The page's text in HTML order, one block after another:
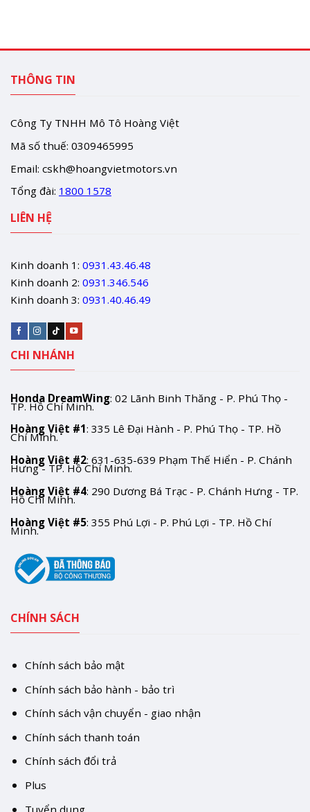
THÔNG TIN
Công Ty TNHH Mô Tô Hoàng Việt
Mã số thuế: 0309465995
Email: cskh@hoangvietmotors.vn
Tổng đài: 1800 1578
LIÊN HỆ
Kinh doanh 1: 0931.43.46.48
Kinh doanh 2: 0931.346.546
Kinh doanh 3: 0931.40.46.49
CHI NHÁNH
Honda DreamWing: 02 Lãnh Binh Thăng - P. Phú Thọ -
TP. Hồ Chí Minh.
Hoàng Việt #1: 335 Lê Đại Hành - P. Phú Thọ - TP. Hồ
Chí Minh.
Hoàng Việt #2: 631-635-639 Phạm Thế Hiển - P. Chánh
Hưng - TP. Hồ Chí Minh.
Hoàng Việt #4: 290 Dương Bá Trạc - P. Chánh Hưng - TP.
Hồ Chí Minh.
Hoàng Việt #5: 355 Phú Lợi - P. Phú Lợi - TP. Hồ Chí
Minh.
CHÍNH SÁCH
Chính sách bảo mật
Chính sách bảo hành - bảo trì
Chính sách vận chuyển - giao nhận
Chính sách thanh toán
Chính sách đổi trả
Plus
Tuyển dụng